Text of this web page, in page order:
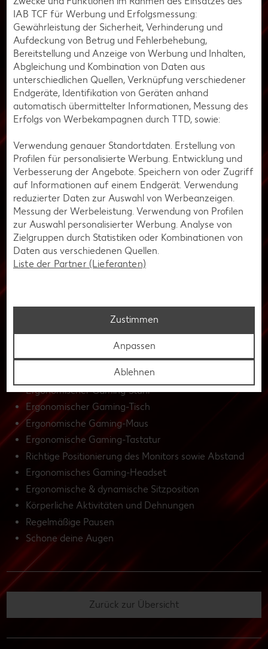
ist ebenfalls wichtig, um die Flexibilität zu verbessern und
Muskelverspannungen vorzubeugen. Du setzt deinen Fokus
auf Bereiche wie Nacken, Schultern, Rücken, Beine und
Handgelenke. Du führst sanfte Dehnübungen für jeden
Muskelbereich durch und hältst die Dehnungen für etwa 15
bis 30 Sekunden. Dabei atmest du ruhig und tief ein.
Wie können E-Sports-Organisationen die
Gaming-Ergonomie fördern?
E-Sport Organisationen tragen eine Verantwortung, die
Gaming Ergonomie ihrer Spieler zu fördern. Da
professionelle E-Sportler stundenlang vor dem Bildschirm
verbringen und eine hohe körperliche Belastung erfahren.
Es können Maßnahmen wie Schulungen oder Beratungen
durchgeführt oder finanzielle Unterstützung für
ergonomische Ausrüstung geboten werden.
Gaming-Ergonomie
Hier kommt eine Checkliste mit allen bereits beschriebenen
Tipps für eine gute Gaming-Ergonomie:
Ergonomischer Gaming-Stuhl
Ergonomischer Gaming-Tisch
Ergonomische Gaming-Maus
Ergonomische Gaming-Tastatur
Richtige Positionierung des Monitors sowie Abstand
Ergonomisches Gaming-Headset
Ergonomische & dynamische Sitzposition
Körperliche Aktivitäten und Dehnungen
Regelmäßige Pausen
Schone deine Augen
Zurück zur Übersicht
IAB TCF für Werbung und Erfolgsmessung:
Gewährleistung der Sicherheit, Verhinderung und
Aufdeckung von Betrug und Fehlerbehebung,
Bereitstellung und Anzeige von Werbung und Inhalten,
Abgleichung und Kombination von Daten aus
unterschiedlichen Quellen, Verknüpfung verschiedener
Endgeräte, Identifikation von Geräten anhand
automatisch übermittelter Informationen, Messung des
Erfolgs von Werbekampagnen durch TTD, sowie:
Verwendung genauer Standortdaten. Erstellung von
Profilen für personalisierte Werbung. Entwicklung und
Verbesserung der Angebote. Speichern von oder Zugriff
auf Informationen auf einem Endgerät. Verwendung
reduzierter Daten zur Auswahl von Werbeanzeigen.
Messung der Werbeleistung. Verwendung von Profilen
zur Auswahl personalisierter Werbung. Analyse von
Zielgruppen durch Statistiken oder Kombinationen von
Daten aus verschiedenen Quellen.
Liste der Partner (Lieferanten)
Zustimmen
Anpassen
Ablehnen